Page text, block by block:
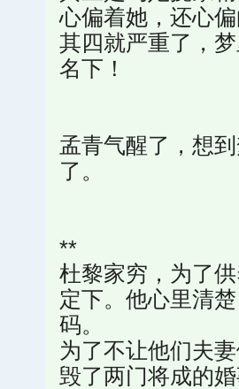
心偏着她，还心
其四就严重了，
名下！
孟青气醒了，想
了。
**
杜黎家穷，为了
定下。他心里清
码。
为了不让他们夫
毁了两门将成的